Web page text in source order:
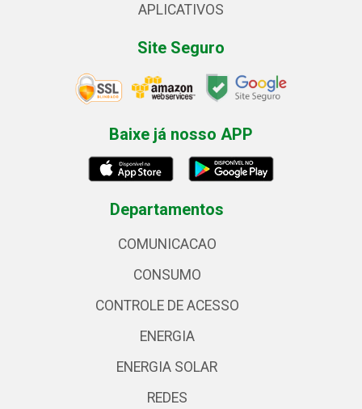
APLICATIVOS
Site Seguro
Baixe já nosso APP
Departamentos
COMUNICACAO
CONSUMO
CONTROLE DE ACESSO
ENERGIA
ENERGIA SOLAR
REDES